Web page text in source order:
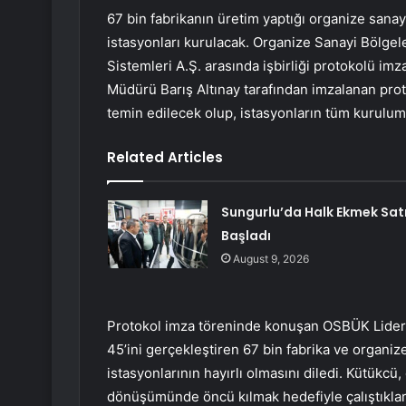
67 bin fabrikanın üretim yaptığı organize
istasyonları kurulacak. Organize Sanayi
Sistemleri A.Ş. arasında işbirliği protokolü
Müdürü Barış Altınay tarafından imzalanan
temin edilecek olup, istasyonların tüm
Related Articles
Sungurlu’da Halk Ekmek
Başladı
August 9, 2026
Protokol imza töreninde konuşan OSBÜK
45’ini gerçekleştiren 67 bin fabrika ve
istasyonlarının hayırlı olmasını diledi.
dönüşümünde öncü kılmak hedefiyle